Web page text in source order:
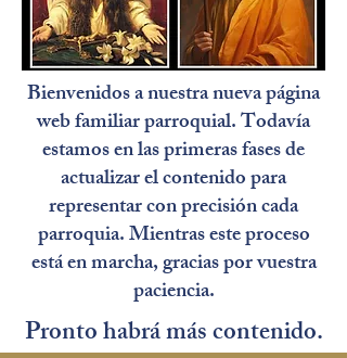
Bienvenidos a nuestra nueva página
web familiar parroquial. Todavía
estamos en las primeras fases de
actualizar el contenido para
representar con precisión cada
parroquia. Mientras este proceso
está en marcha, gracias por vuestra
paciencia.
Pronto habrá más contenido.